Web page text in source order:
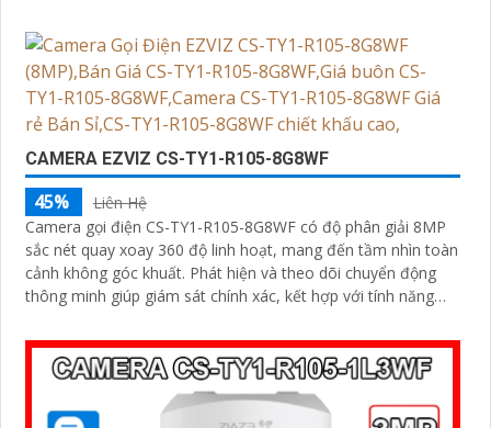
CAMERA EZVIZ CS-TY1-R105-8G8WF
45%
Liên Hệ
Camera gọi điện CS-TY1-R105-8G8WF có độ phân giải 8MP
sắc nét quay xoay 360 độ linh hoạt, mang đến tầm nhìn toàn
cảnh không góc khuất. Phát hiện và theo dõi chuyển động
thông minh giúp giám sát chính xác, kết hợp với tính năng